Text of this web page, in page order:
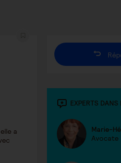
a
EXPERTS
Marie-
Avocate